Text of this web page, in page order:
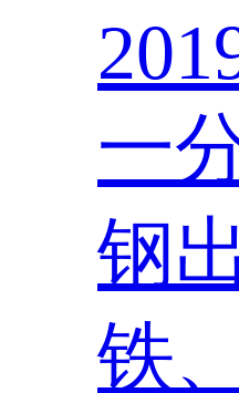
一
钢
铁